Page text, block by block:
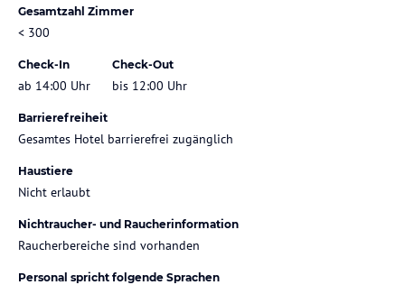
Gesamtzahl Zimmer
< 300
Check-In
ab 14:00 Uhr
Check-Out
bis 12:00 Uhr
Barrierefreiheit
Gesamtes Hotel barrierefrei zugänglich
Haustiere
Nicht erlaubt
Nichtraucher- und Raucherinformation
Raucherbereiche sind vorhanden
Personal spricht folgende Sprachen